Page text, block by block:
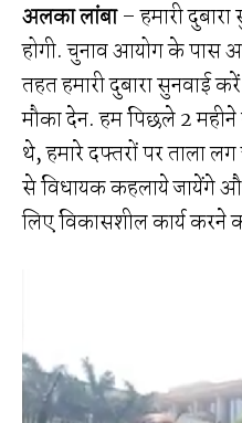
अलका लांबा– हमारी
होगी. चुनाव आयोग के पास
तहत हमारी दुबारा सुनवाई
मौका देन. हम पिछले 2
थे, हमारे दफ्तरों पर ताला
से विधायक कहलाये जायेंगे
लिए विकासशील कार्य करने